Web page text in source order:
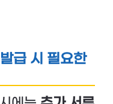
급 시 필요한